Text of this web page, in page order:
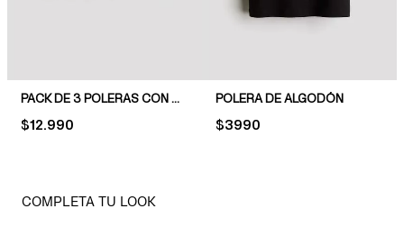
PACK DE 3 POLERAS CON ESTAMPADO
PRICE:
$12.990
POLERA DE ALGODÓN
PRICE:
$3990
COMPLETA TU LOOK